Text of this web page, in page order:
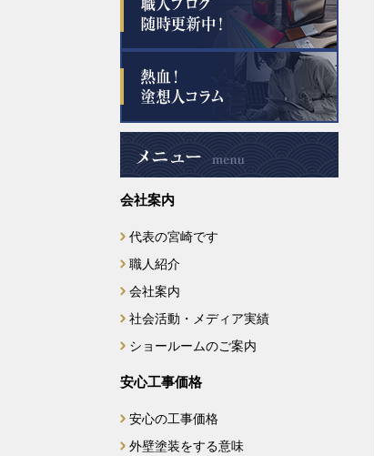
会社案内
代表の宮崎です
職人紹介
会社案内
社会活動・メディア実績
ショールームのご案内
安心工事価格
安心の工事価格
外壁塗装をする意味